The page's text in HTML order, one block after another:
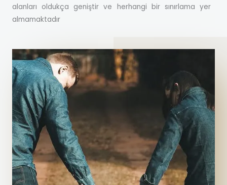
alanları oldukça geniştir ve herhangi bir sınırlama yer
almamaktadır